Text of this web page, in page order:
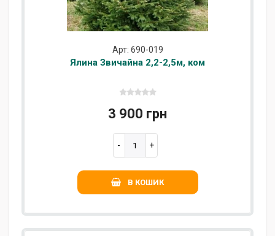
Арт: 690-019
Ялина Звичайна 2,2-2,5м, ком
3 900 грн
В КОШИК